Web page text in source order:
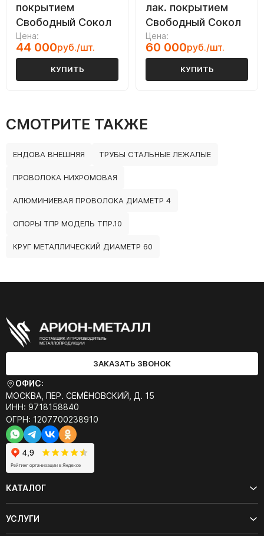
покрытием
Свободный Сокол
Цена:
44 000руб./шт.
КУПИТЬ
лак. покрытием
Свободный Сокол
Цена:
60 000руб./шт.
КУПИТЬ
СМОТРИТЕ ТАКЖЕ
ЕНДОВА ВНЕШНЯЯ ТРУБЫ СТАЛЬНЫЕ ЛЕЖАЛЫЕ
ПРОВОЛОКА НИХРОМОВАЯ
АЛЮМИНИЕВАЯ ПРОВОЛОКА ДИАМЕТР 4
ОПОРЫ ТПР МОДЕЛЬ ТПР.10
КРУГ МЕТАЛЛИЧЕСКИЙ ДИАМЕТР 60
ЗАКАЗАТЬ ЗВОНОК
ОФИС:
МОСКВА, ПЕР. СЕМЁНОВСКИЙ, Д. 15
ИНН: 9718158840
ОГРН: 1207700238910
КАТАЛОГ
УСЛУГИ